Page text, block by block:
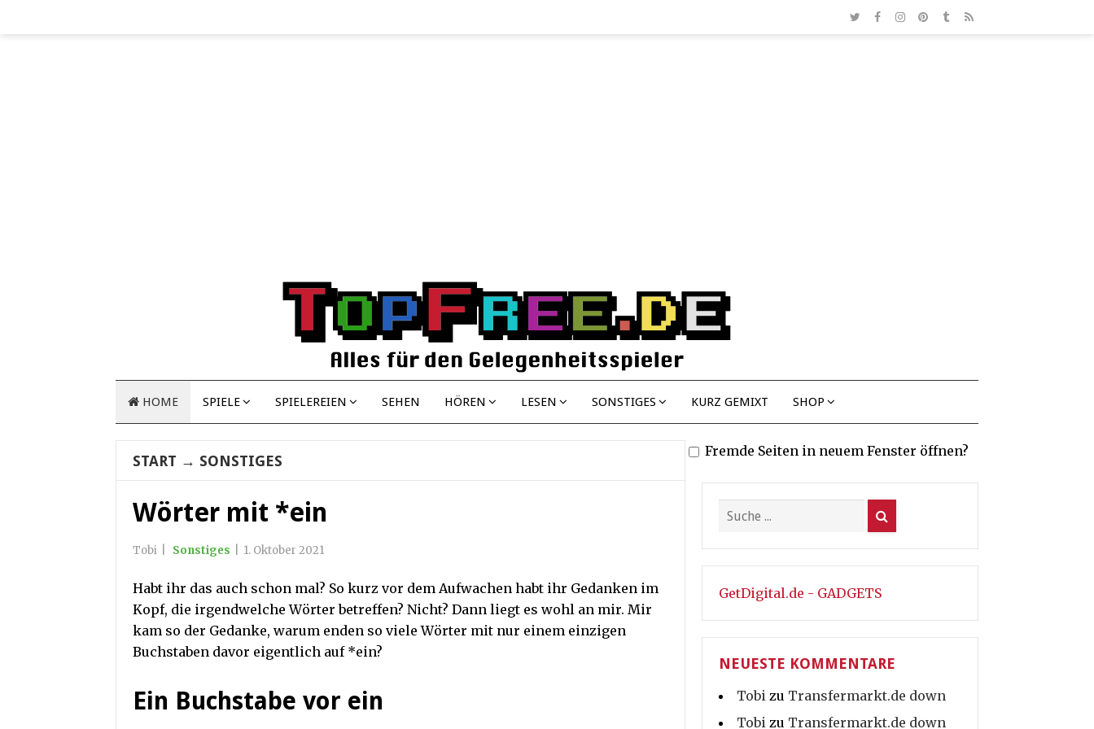
HOME SPIELE SPIELEREIEN SEHEN HÖREN LESEN SONSTIGES KURZ GEMIXT SHOP
START → SONSTIGES
Wörter mit *ein
Tobi Sonstiges 1. Oktober 2021
Habt ihr das auch schon mal? So kurz vor dem Aufwachen habt ihr Gedanken im
Kopf, die irgendwelche Wörter betreffen? Nicht? Dann liegt es wohl an mir. Mir
kam so der Gedanke, warum enden so viele Wörter mit nur einem einzigen
Buchstaben davor eigentlich auf *ein?
Ein Buchstabe vor ein
Fremde Seiten in neuem Fenster öffnen?
GetDigital.de - GADGETS
NEUESTE KOMMENTARE
Tobi zu Transfermarkt.de down
Tobi zu Transfermarkt.de down